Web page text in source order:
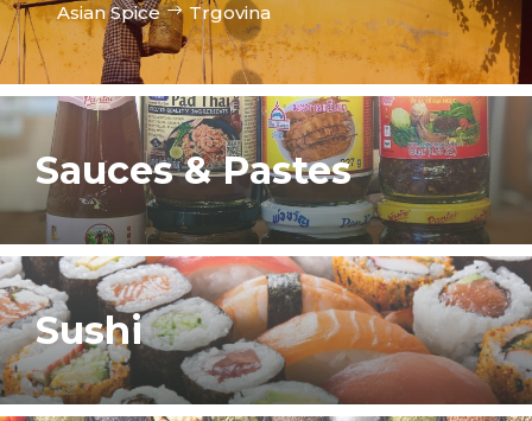
Asian Spice Trgovina
Sauces & Pastes
Sushi